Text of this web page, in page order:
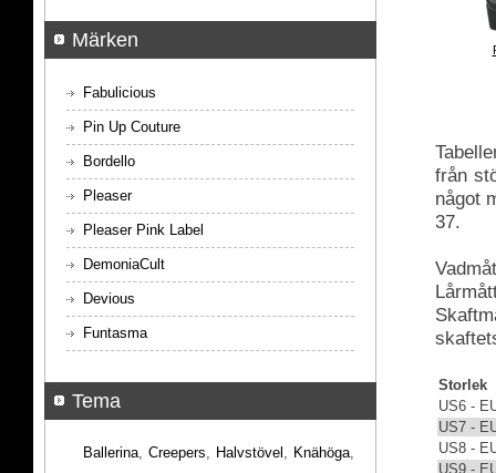
från
något
37.
Storlek
US6 -
US7 -
US8 -
US9 -
Märken
Fabulicious
Pin Up Couture
Bordello
Pleaser
Pleaser Pink Label
DemoniaCult
Devious
Funtasma
Tema
Ballerina, Creepers, Halvstövel , Knähöga,